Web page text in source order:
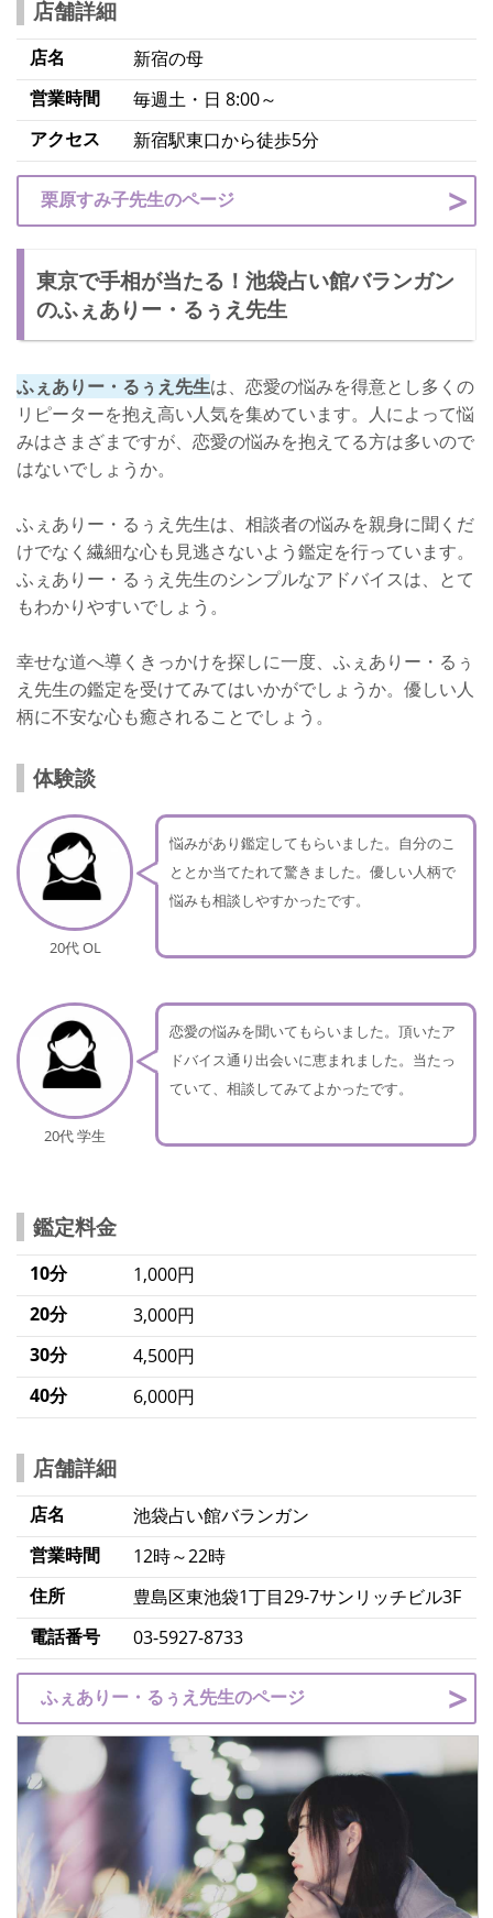
店舗詳細
店名
新宿の母
営業時間
毎週土・日 8:00～
アクセス
新宿駅東口から徒歩5分
栗原すみ子先生のページ
東京で手相が当たる！池袋占い館バランガン
のふぇありー・るぅえ先生
ふぇありー・るぅえ先生は、恋愛の悩みを得意とし多くの
リピーターを抱え高い人気を集めています。人によって悩
みはさまざまですが、恋愛の悩みを抱えてる方は多いので
はないでしょうか。
ふぇありー・るぅえ先生は、相談者の悩みを親身に聞くだ
けでなく繊細な心も見逃さないよう鑑定を行っています。
ふぇありー・るぅえ先生のシンプルなアドバイスは、とて
もわかりやすいでしょう。
幸せな道へ導くきっかけを探しに一度、ふぇありー・るぅ
え先生の鑑定を受けてみてはいかがでしょうか。優しい人
柄に不安な心も癒されることでしょう。
体験談
20代 OL
悩みがあり鑑定してもらいました。自分のこ
ととか当てたれて驚きました。優しい人柄で
悩みも相談しやすかったです。
20代 学生
恋愛の悩みを聞いてもらいました。頂いたア
ドバイス通り出会いに恵まれました。当たっ
ていて、相談してみてよかったです。
鑑定料金
10分
1,000円
20分
3,000円
30分
4,500円
40分
6,000円
店舗詳細
店名
池袋占い館バランガン
営業時間
12時～22時
住所
豊島区東池袋1丁目29-7サンリッチビル3F
電話番号
03-5927-8733
ふぇありー・るぅえ先生のページ